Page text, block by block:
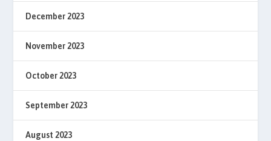
December 2023
November 2023
October 2023
September 2023
August 2023